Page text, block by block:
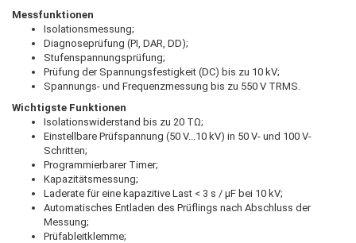
Messfunktionen
Isolationsmessung;
Diagnoseprüfung (PI, DAR, DD);
Stufenspannungsprüfung;
Prüfung der Spannungsfestigkeit (DC) bis zu 10 kV;
Spannungs- und Frequenzmessung bis zu 550 V TRMS.
Wichtigste Funktionen
Isolationswiderstand bis zu 20 TΩ;
Einstellbare Prüfspannung (50 V...10 kV) in 50 V- und 100 V-
Schritten;
Programmierbarer Timer;
Kapazitätsmessung;
Laderate für eine kapazitive Last < 3 s / µF bei 10 kV;
Automatisches Entladen des Prüflings nach Abschluss der
Messung;
Prüfableitklemme;